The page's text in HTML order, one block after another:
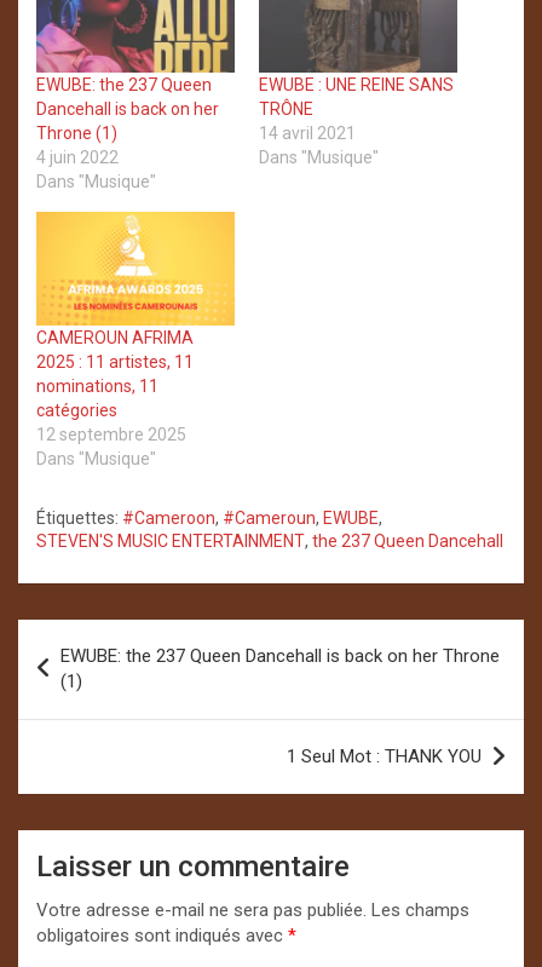
EWUBE: the 237 Queen
Dancehall is back on her
Throne (1)
4 juin 2022
Dans "Musique"
EWUBE : UNE REINE SANS
TRÔNE
14 avril 2021
Dans "Musique"
CAMEROUN AFRIMA
2025 : 11 artistes, 11
nominations, 11
catégories
12 septembre 2025
Dans "Musique"
Étiquettes: #Cameroon, #Cameroun, EWUBE,
STEVEN'S MUSIC ENTERTAINMENT, the 237 Queen Dancehall
de
l’article
EWUBE: the 237 Queen Dancehall is back on her Throne
(1)
1 Seul Mot : THANK YOU
Laisser un commentaire
Votre adresse e-mail ne sera pas publiée. Les champs
obligatoires sont indiqués avec *